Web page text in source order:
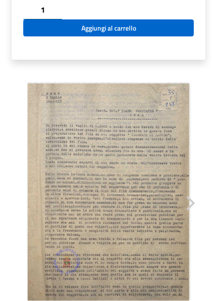
35.1.258
-
LETTEREDOCUMENTI
SAVARESE
Aggiungi al carrello